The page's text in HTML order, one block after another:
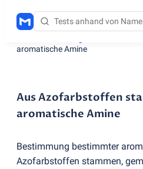
aromatische Amine
Aus Azofarbstoffen
aromatische Amine
Bestimmung bestimmter
Azofarbstoffen stammen,